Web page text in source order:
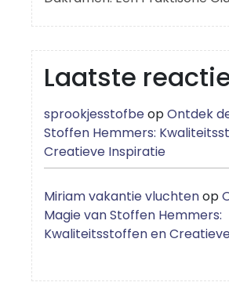
Laatste
sprookjesstofbeopOntdek
Stoffen Hemmers:
Creatieve Inspiratie
Miriam vakantie vluchtenop
Magie van Stoffen Hemmers:
Kwaliteitsstoffen en